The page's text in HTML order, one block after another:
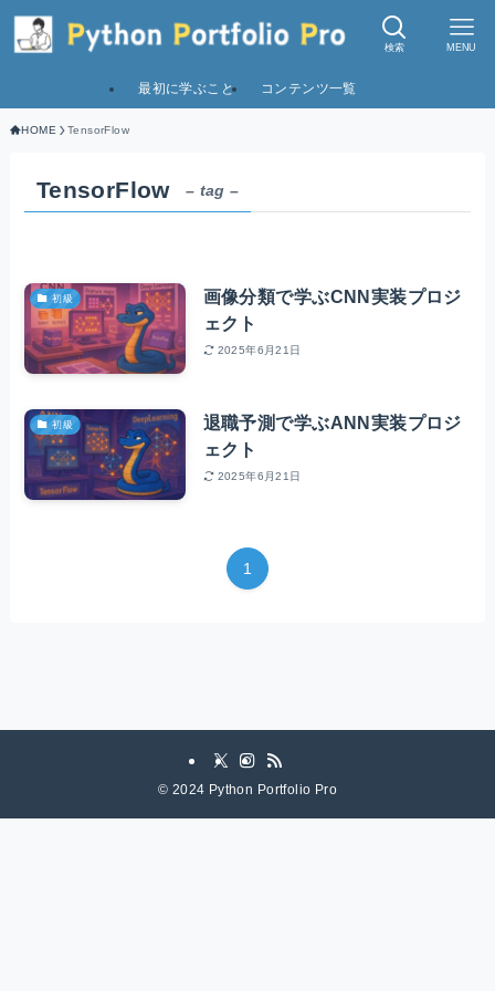
検索 MENU
最初に学ぶこと コンテンツ一覧
HOME TensorFlow
TensorFlow – tag –
初級
画像分類で学ぶCNN実装プロジ
ェクト
2025年6月21日
初級
退職予測で学ぶANN実装プロジ
ェクト
2025年6月21日
1
© 2024 Python Portfolio Pro